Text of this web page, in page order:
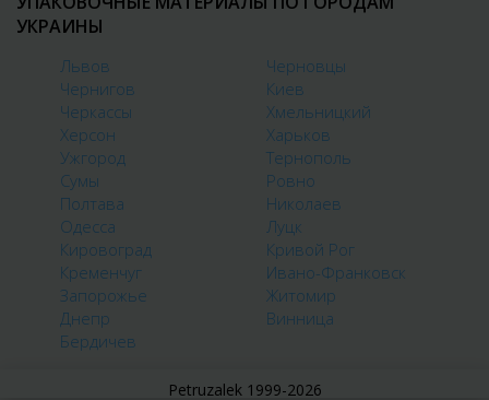
УКРАИНЫ
Львов
Черновцы
Чернигов
Киев
Черкассы
Хмельницкий
Херсон
Харьков
Ужгород
Тернополь
Сумы
Ровно
Полтава
Николаев
Одесса
Луцк
Кировоград
Кривой Рог
Кременчуг
Ивано-Франковск
Запорожье
Житомир
Днепр
Винница
Бердичев
Petruzalek 1999-2026